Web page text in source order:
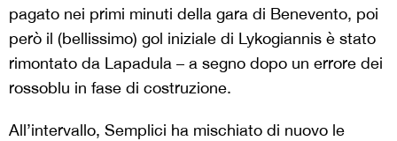
pagato nei primi minuti della gara di Benevento, poi
però il (bellissimo) gol iniziale di Lykogiannis è stato
rimontato da Lapadula – a segno dopo un errore dei
rossoblu in fase di costruzione.
All’intervallo, Semplici ha mischiato di nuovo le